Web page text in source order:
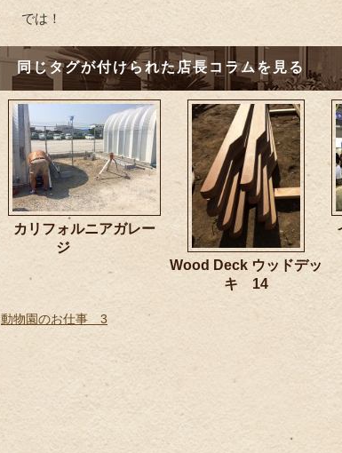
では！
同じタグが付けられた店長コラムを見る
カリフォルニアガレー
ジ
Wood Deck ウッドデッ
キ 14
動物園のお仕事 3